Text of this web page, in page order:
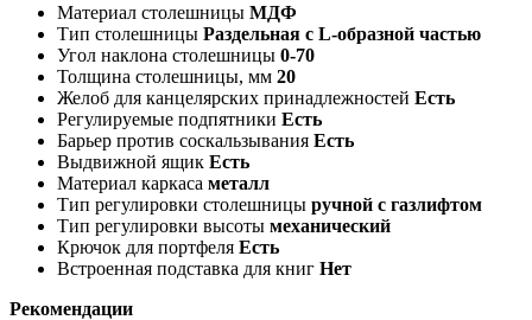
Материал столешницы МДФ
Тип столешницы Раздельная с L-образной частью
Угол наклона столешницы 0-70
Толщина столешницы, мм 20
Желоб для канцелярских принадлежностей Есть
Регулируемые подпятники Есть
Барьер против соскальзывания Есть
Выдвижной ящик Есть
Материал каркаса металл
Тип регулировки столешницы ручной с газлифтом
Тип регулировки высоты механический
Крючок для портфеля Есть
Встроенная подставка для книг Нет
Рекомендации